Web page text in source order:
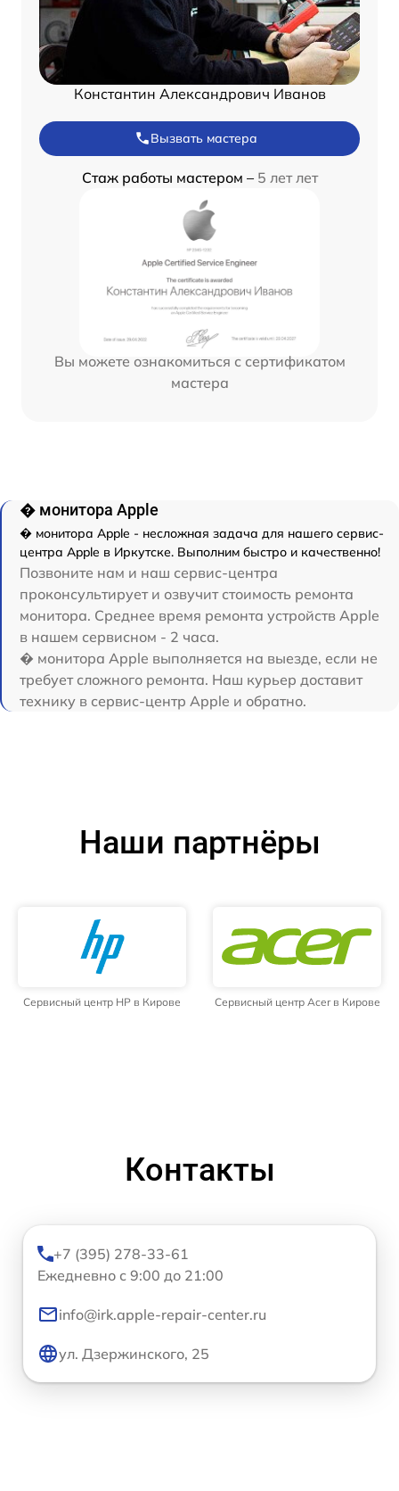
Константин Александрович Иванов
Вызвать мастера
Стаж работы мастером – 5 лет лет
Вы можете ознакомиться с сертификатом
мастера
� монитора Apple
� монитора Apple - несложная задача для нашего сервис-
центра Apple в Иркутске. Выполним быстро и качественно!
Позвоните нам и наш сервис-центра
проконсультирует и озвучит стоимость ремонта
монитора. Среднее время ремонта устройств Apple
в нашем сервисном - 2 часа.
� монитора Apple выполняется на выезде, если не
требует сложного ремонта. Наш курьер доставит
технику в сервис-центр Apple и обратно.
Наши партнёры
Сервисный центр HP в Кирове Сервисный центр Acer в Кирове
Контакты
+7 (395) 278-33-61
Ежедневно с 9:00 до 21:00
info@irk.apple-repair-center.ru
ул. Дзержинского, 25